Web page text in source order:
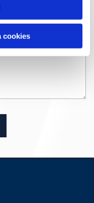
cookies